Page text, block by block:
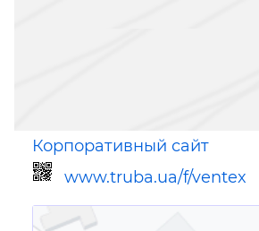
Корпоративный сайт
www.truba.ua/f/ventex